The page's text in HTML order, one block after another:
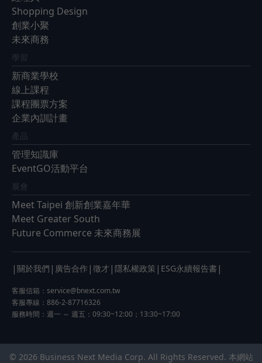
Shopping Design
創業小聚
未來商務
學習
新商業學校
線上課程
課程團票方案
企業內訓計畫
產品
管理知識庫
EventGO活動平台
展會
Meet Taipei 創新創業嘉年華
Meet Greater South
Future Commerce 未來商務展
| 關於我們 | 廣告合作 | 徵才 | 隱私權政策 | ESG永續報告書 |
客服信箱： service@bnext.com.tw
客服專線：886-2-87716326
服務時間：週一 ～ 週五：09:30~12:00；13:30~17:00
© 2026 Business Next Media Corp. All Rights Reserved. 本網站